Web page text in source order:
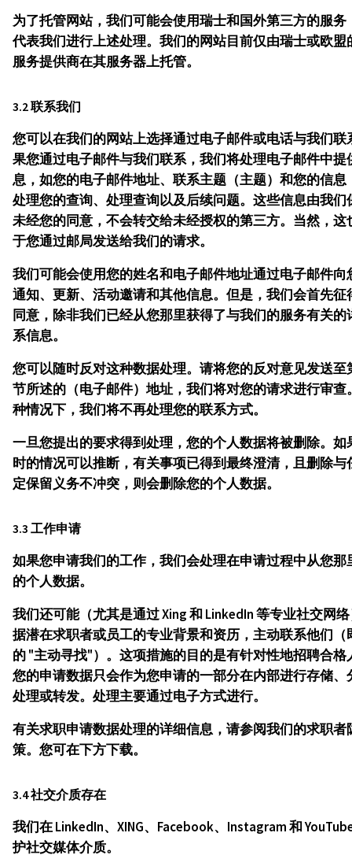
为了托管网站，我们可能会使用瑞士和国外第三方的服务
代表我们进行上述处理。我们的网站目前仅由瑞士或欧盟
服务提供商在其服务器上托管。
3.2 联系我们
您可以在我们的网站上选择通过电子邮件或电话与我们联
果您通过电子邮件与我们联系，我们将处理电子邮件中提
息，如您的电子邮件地址、联系主题（主题）和您的信息
处理您的查询、处理查询以及后续问题。这些信息由我们
未经您的同意，不会转交给未经授权的第三方。当然，这
于您通过邮局发送给我们的请求。
我们可能会使用您的姓名和电子邮件地址通过电子邮件向
通知、更新、活动邀请和其他信息。但是，我们会首先征
同意，除非我们已经从您那里获得了与我们的服务有关的
系信息。
您可以随时反对这种数据处理。请将您的反对意见发送至
节所述的（电子邮件）地址，我们将对您的请求进行审查
种情况下，我们将不再处理您的联系方式。
一旦您提出的要求得到处理，您的个人数据将被删除。如
时的情况可以推断，有关事项已得到最终澄清，且删除与
定保留义务不冲突，则会删除您的个人数据。
3.3 工作申请
如果您申请我们的工作，我们会处理在申请过程中从您那
的个人数据。
我们还可能（尤其是通过 Xing 和 LinkedIn 等专业社交网
据潜在求职者或员工的专业背景和资历，主动联系他们（
的 "主动寻找"）。这项措施的目的是有针对性地招聘合格
您的申请数据只会作为您申请的一部分在内部进行存储、
处理或转发。处理主要通过电子方式进行。
有关求职申请数据处理的详细信息，请参阅我们的求职者
策。您可在下方下载。
3.4 社交介质存在
我们在 LinkedIn、XING、Facebook、Instagram 和
护社交媒体介质。